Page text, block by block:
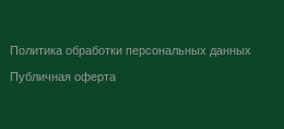
Политика обработки персональных данных
Публичная оферта